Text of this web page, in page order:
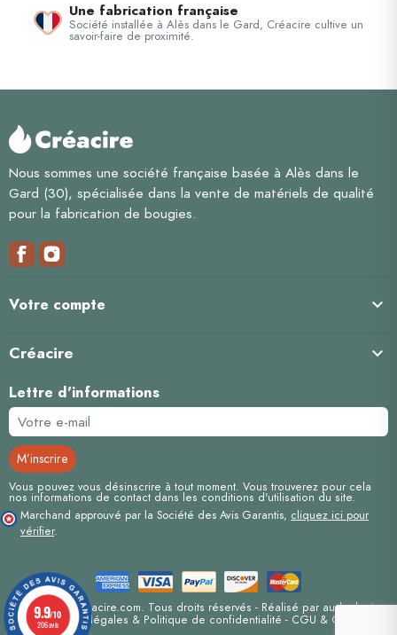
Une fabrication française
Société installée à Alès dans le Gard, Créacire cultive un
savoir-faire de proximité.
Nous sommes une société française basée à Alès dans le
Gard (30), spécialisée dans la vente de matériels de qualité
pour la fabrication de bougies.
Votre compte 
Créacire 
Lettre d'informations
Vous pouvez vous désinscrire à tout moment. Vous trouverez pour cela
nos informations de contact dans les conditions d'utilisation du site.
Marchand approuvé par la Société des Avis Garantis, cliquez ici pour
vérifier.
Copyright© Creacire.com. Tous droits réservés - Réalisé par auda-design
Mentions-légales & Politique de confidentialité - CGU & CGV
9.9/10
206 avis